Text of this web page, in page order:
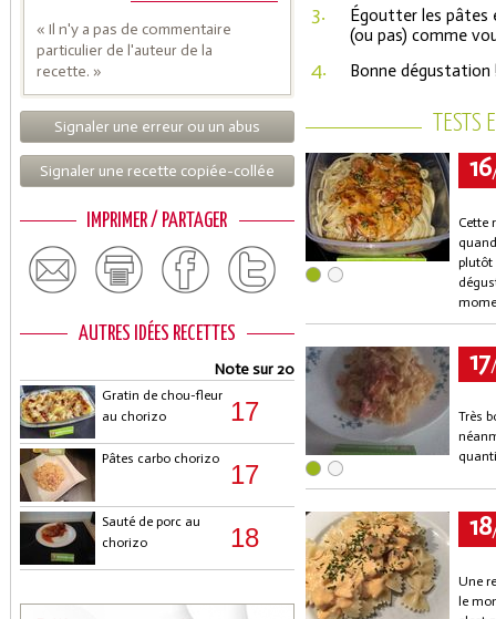
« Il n'y a pas de commentaire
particulier de l'auteur de la
recette. »
Signaler une erreur ou un abus
Signaler une recette copiée-collée
IMPRIMER / PARTAGER
AUTRES IDÉES RECETTES
Note sur 20
Gratin de chou-fleur
au chorizo
17
Pâtes carbo chorizo
17
Sauté de porc au
chorizo
18
3.
Égoutter les pâtes
(ou pas) comme
4. Bonne dégustation
16
Cette
plutôt
17
Très
18
Une
le